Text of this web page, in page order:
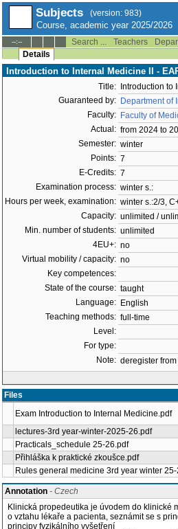
Subjects (version: 983)
Course, academic year 2025/2026
--:-- Search ... Teachers
Details
Introduction to Internal Medicine II -
Title:
Introduction to
Guaranteed by: Department of
Faculty: Faculty of
Actual: from 2024 to
Semester: winter
Points: 7
E-Credits: 7
Examination process: winter s.:
Hours per week, examination: winter s.:2/3,
Capacity: unlimited /
Min. number of students: unlimited
4EU+: no
Virtual mobility / capacity: no
Key competences:
State of the course: taught
Language: English
Teaching methods: full-time
Level:
For type:
Note: deregister
Files
Exam Introduction to Internal Medicine.pdf
lectures-3rd year-winter-2025-26.pdf
Practicals_schedule 25-26.pdf
Přihláška k praktické zkoušce.pdf
Rules general medicine 3rd year winter
Annotation - Czech
Klinická propedeutika je úvodem do klinické
o vztahu lékaře a pacienta, seznámit se s
principy fyzikálního vyšetření